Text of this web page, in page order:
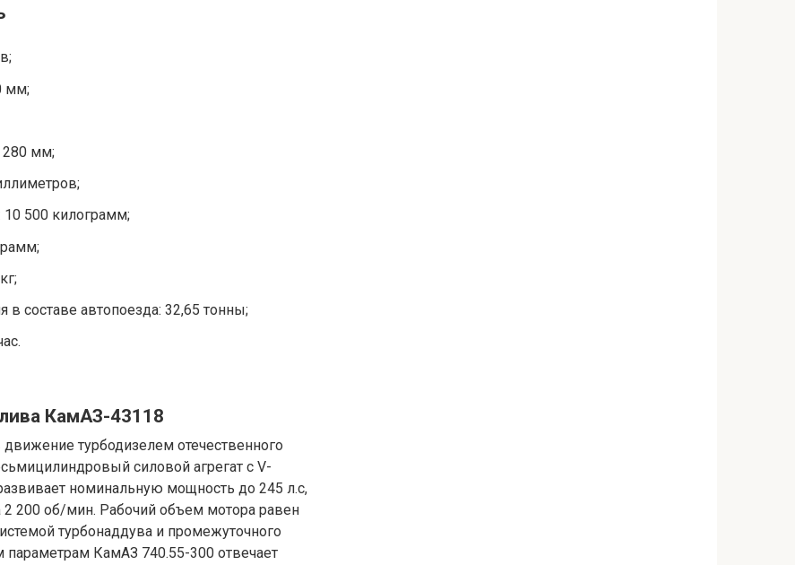
мм;
280 мм;
10 500 килограмм;
составе автопоезда: 32,65 тонны;
КамАЗ-43118
турбодизелем отечественного
силовой агрегат с V-
номинальную мощность до 245 л.с,
2 200 об/мин. Рабочий объем мотора равен
турбонаддува и промежуточного
КамАЗ 740.55-300 отвечает